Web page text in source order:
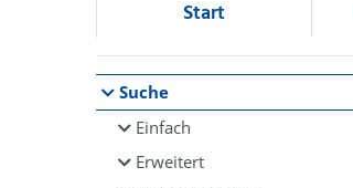
Start
Suche
Einfach
Erweitert